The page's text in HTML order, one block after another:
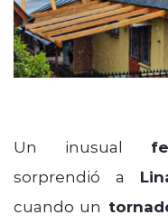
Un inusual
sorprendió a
cuando un